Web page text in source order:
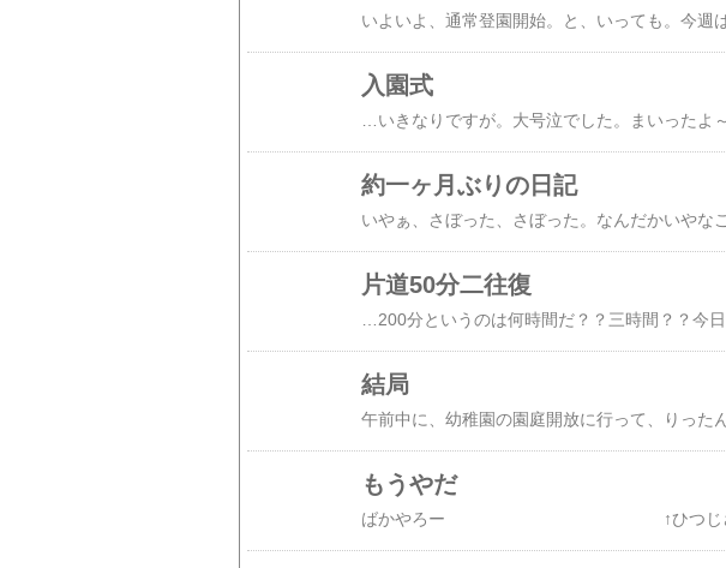
入園式
約一ヶ月ぶりの日記
片道50分二往復
結局
もうやだ